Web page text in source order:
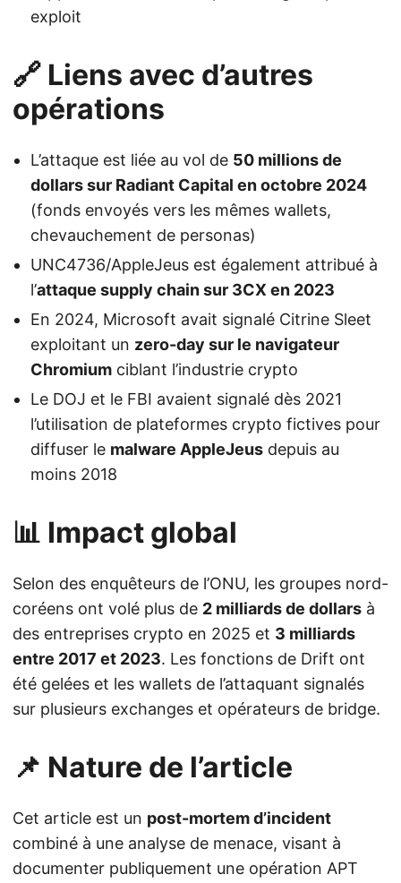
exploit
🔗 Liens avec d’autres
opérations
L’attaque est liée au vol de 50 millions de
dollars sur Radiant Capital en octobre 2024
(fonds envoyés vers les mêmes wallets,
chevauchement de personas)
UNC4736/AppleJeus est également attribué à
l’attaque supply chain sur 3CX en 2023
En 2024, Microsoft avait signalé Citrine Sleet
exploitant un zero-day sur le navigateur
Chromium ciblant l’industrie crypto
Le DOJ et le FBI avaient signalé dès 2021
l’utilisation de plateformes crypto fictives pour
diffuser le malware AppleJeus depuis au
moins 2018
📊 Impact global
Selon des enquêteurs de l’ONU, les groupes nord-
coréens ont volé plus de 2 milliards de dollars à
des entreprises crypto en 2025 et 3 milliards
entre 2017 et 2023. Les fonctions de Drift ont
été gelées et les wallets de l’attaquant signalés
sur plusieurs exchanges et opérateurs de bridge.
📌 Nature de l’article
Cet article est un post-mortem d’incident
combiné à une analyse de menace, visant à
documenter publiquement une opération APT